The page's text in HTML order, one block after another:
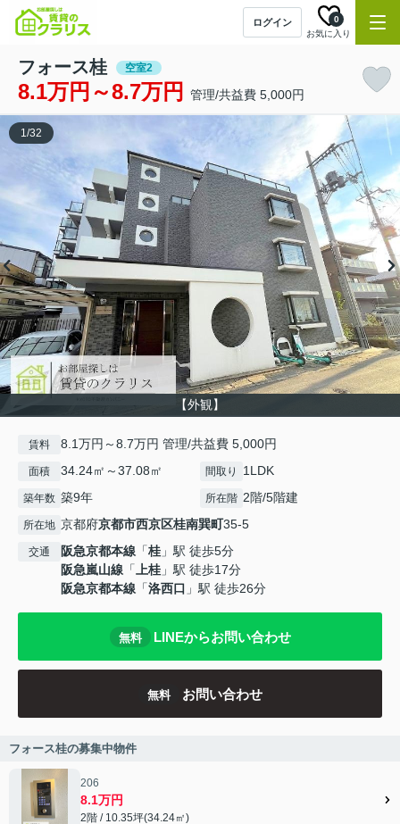
ログイン
お気に入り
0
フォース桂 空室2
8.1万円～8.7万円 管理/共益費 5,000円
【外観】
1/32
賃料 8.1万円～8.7万円 管理/共益費 5,000円
面積 34.24㎡～37.08㎡ 間取り 1LDK
築年数 築9年 所在階 2階/5階建
所在地 京都府京都市西京区桂南巽町35-5
交通 阪急京都本線 「桂 」駅 徒歩5分
阪急嵐山線 「上桂 」駅 徒歩17分
阪急京都本線 「洛西口 」駅 徒歩26分
無料 LINEからお問い合わせ
無料 お問い合わせ
フォース桂の募集中物件
206
8.1万円
2階 / 10.35坪(34.24㎡)